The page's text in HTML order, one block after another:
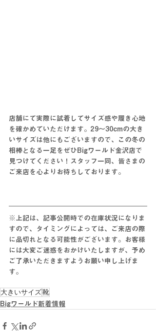
店舗にて実際に試着してサイズ感や履き心地
を確かめていただけます。29～30cmの大き
いサイズは他にもございますので、この冬の
相棒となる一足をぜひBigワールド金沢店で
見つけてください！スタッフ一同、皆さまの
ご来店を心よりお待ちしております。
※上記は、記事公開時での在庫状況になりま
すので、タイミングによっては、ご来店の際
に品切れとなる可能性がございます。お客様
には大変ご迷惑をおかけいたしますが、予め
ご了承いただきますようお願い申し上げま
す。
大きいサイズ靴
Bigワールド新着情報